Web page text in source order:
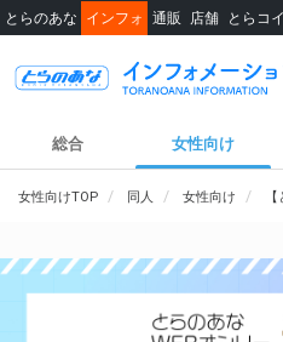
とらのあな インフォ 通販 店舗 とらコ
総合 女性向け
女性向けTOP 同人 女性向け